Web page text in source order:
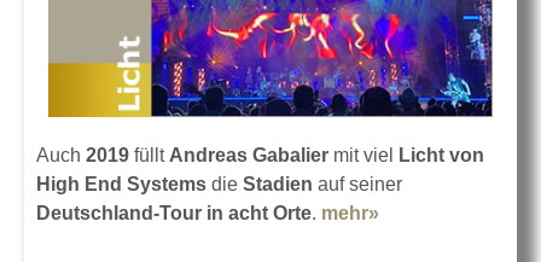
Auch 2019 füllt Andreas Gabalier mit viel
Licht von
High End Systems die Stadien auf seiner
Deutschland-Tour in acht Orte. mehr»